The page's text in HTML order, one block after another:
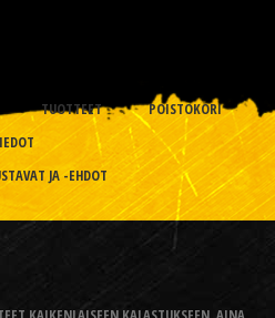
TUOTTEET
POISTOKORI
JA -EHDOT